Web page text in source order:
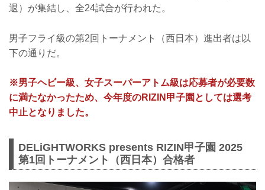
退）が集結し、全24試合が行われた。
男子フライ級の第2回トーナメント（西日本）進出者は以
下の通りだ。
※男⼦ヘビー級、⼥⼦スーパーアトム級は応募者が必要数
に満たなかったため、今年度のRIZIN甲⼦園としては選考
中⽌となりました。
DELiGHTWORKS presents RIZIN甲子園 2025
第1回トーナメント（西日本）合格者